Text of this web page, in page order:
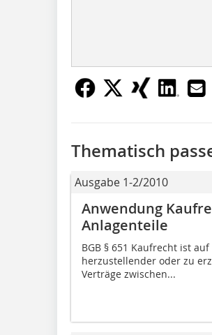
Thematisch
Ausgabe 1-2/2010
Anwendung
Anlagenteile
BGB § 651 Kaufrecht ist
herzustellender oder zu
Verträge zwischen...